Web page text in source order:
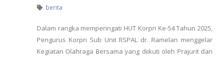
berita
Dalam rangka memperingati HUT Korpri Ke-54 Tahun 2025,
Pengurus Korpri Sub Unit RSPAL dr. Ramelan menggelar
Kegiatan Olahraga Bersama yang diikuti oleh Prajurit dan